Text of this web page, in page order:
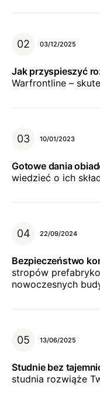
03/12/2025
Jak przyspieszyć
Warfrontline –
10/01/2023
Gotowe dania
wiedzieć o ich
22/09/2024
Bezpieczeństwo
stropów
nowoczesnych
13/06/2025
Studnie bez
studnia rozwiąże